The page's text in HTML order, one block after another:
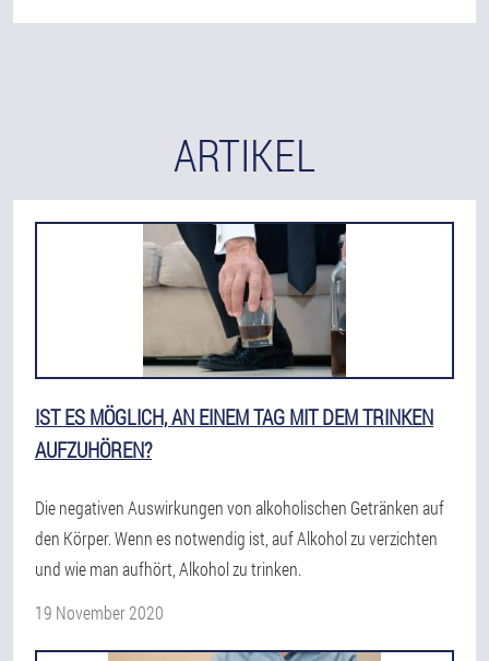
ARTIKEL
IST ES MÖGLICH, AN EINEM TAG MIT DEM TRINKEN
AUFZUHÖREN?
Die negativen Auswirkungen von alkoholischen Getränken auf
den Körper. Wenn es notwendig ist, auf Alkohol zu verzichten
und wie man aufhört, Alkohol zu trinken.
19 November 2020